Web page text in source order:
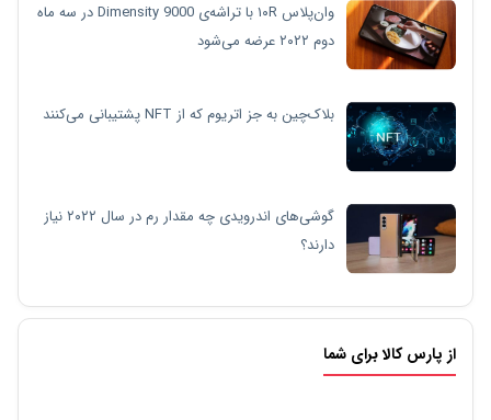
وان‌پلاس ۱۰R با تراشه‌ی Dimensity 9000 در سه ماه
دوم ۲۰۲۲ عرضه می‌شود
بلاک‌چین به جز اتریوم که از NFT پشتیبانی می‌کنند
گوشی‌های اندرویدی چه مقدار رم در سال ۲۰۲۲ نیاز
دارند؟
از پارس کالا برای شما